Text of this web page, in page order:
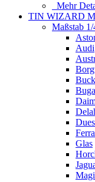
Mehr
TIN WIZARD
Maßstab
Audi
Glas